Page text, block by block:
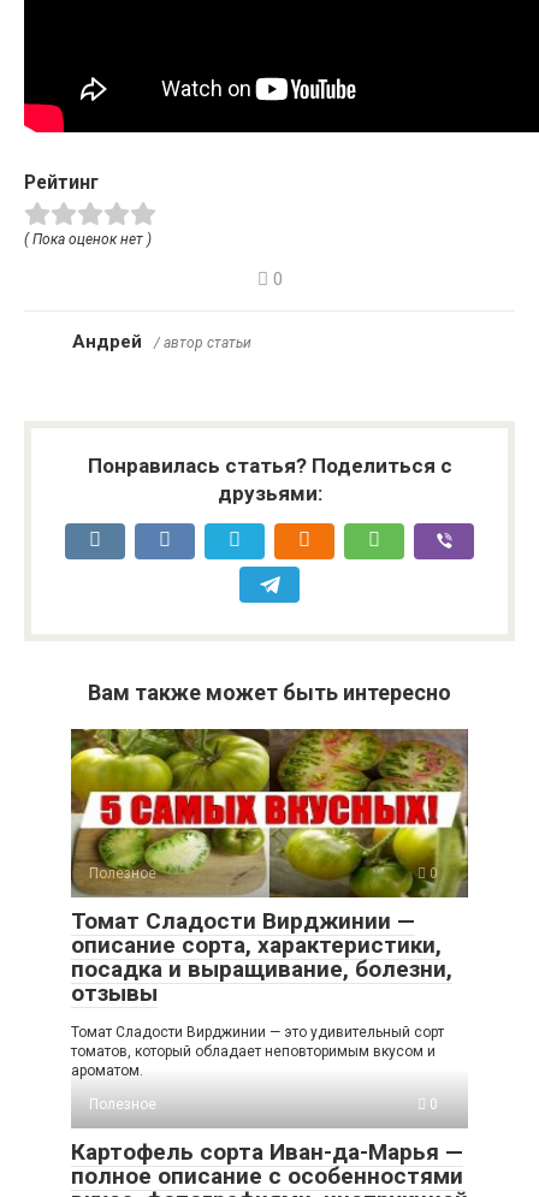
Рейтинг
( Пока оценок нет )
0
Андрей / автор статьи
Понравилась статья? Поделиться с
друзьями:
Вам также может быть интересно
Полезное 0
Томат Сладости Вирджинии —
описание сорта, характеристики,
посадка и выращивание, болезни,
отзывы
Томат Сладости Вирджинии — это удивительный сорт
томатов, который обладает неповторимым вкусом и
ароматом.
Полезное
0
Картофель сорта Иван-да-Марья —
полное описание с особенностями